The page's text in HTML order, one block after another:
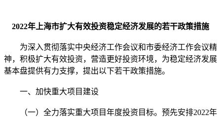
2022年上海市扩大有效投资稳定经济发展的若干政策措施
为深入贯彻落实中央经济工作会议和市委经济工作会议精
神，积极扩大有效投资，营造更好投资环境，为稳定经济发展
基本盘提供有力支撑，提出以下若干政策措施。
一、加快重大项目建设
（一）全力落实重大项目年度投资目标。预先安排2022年